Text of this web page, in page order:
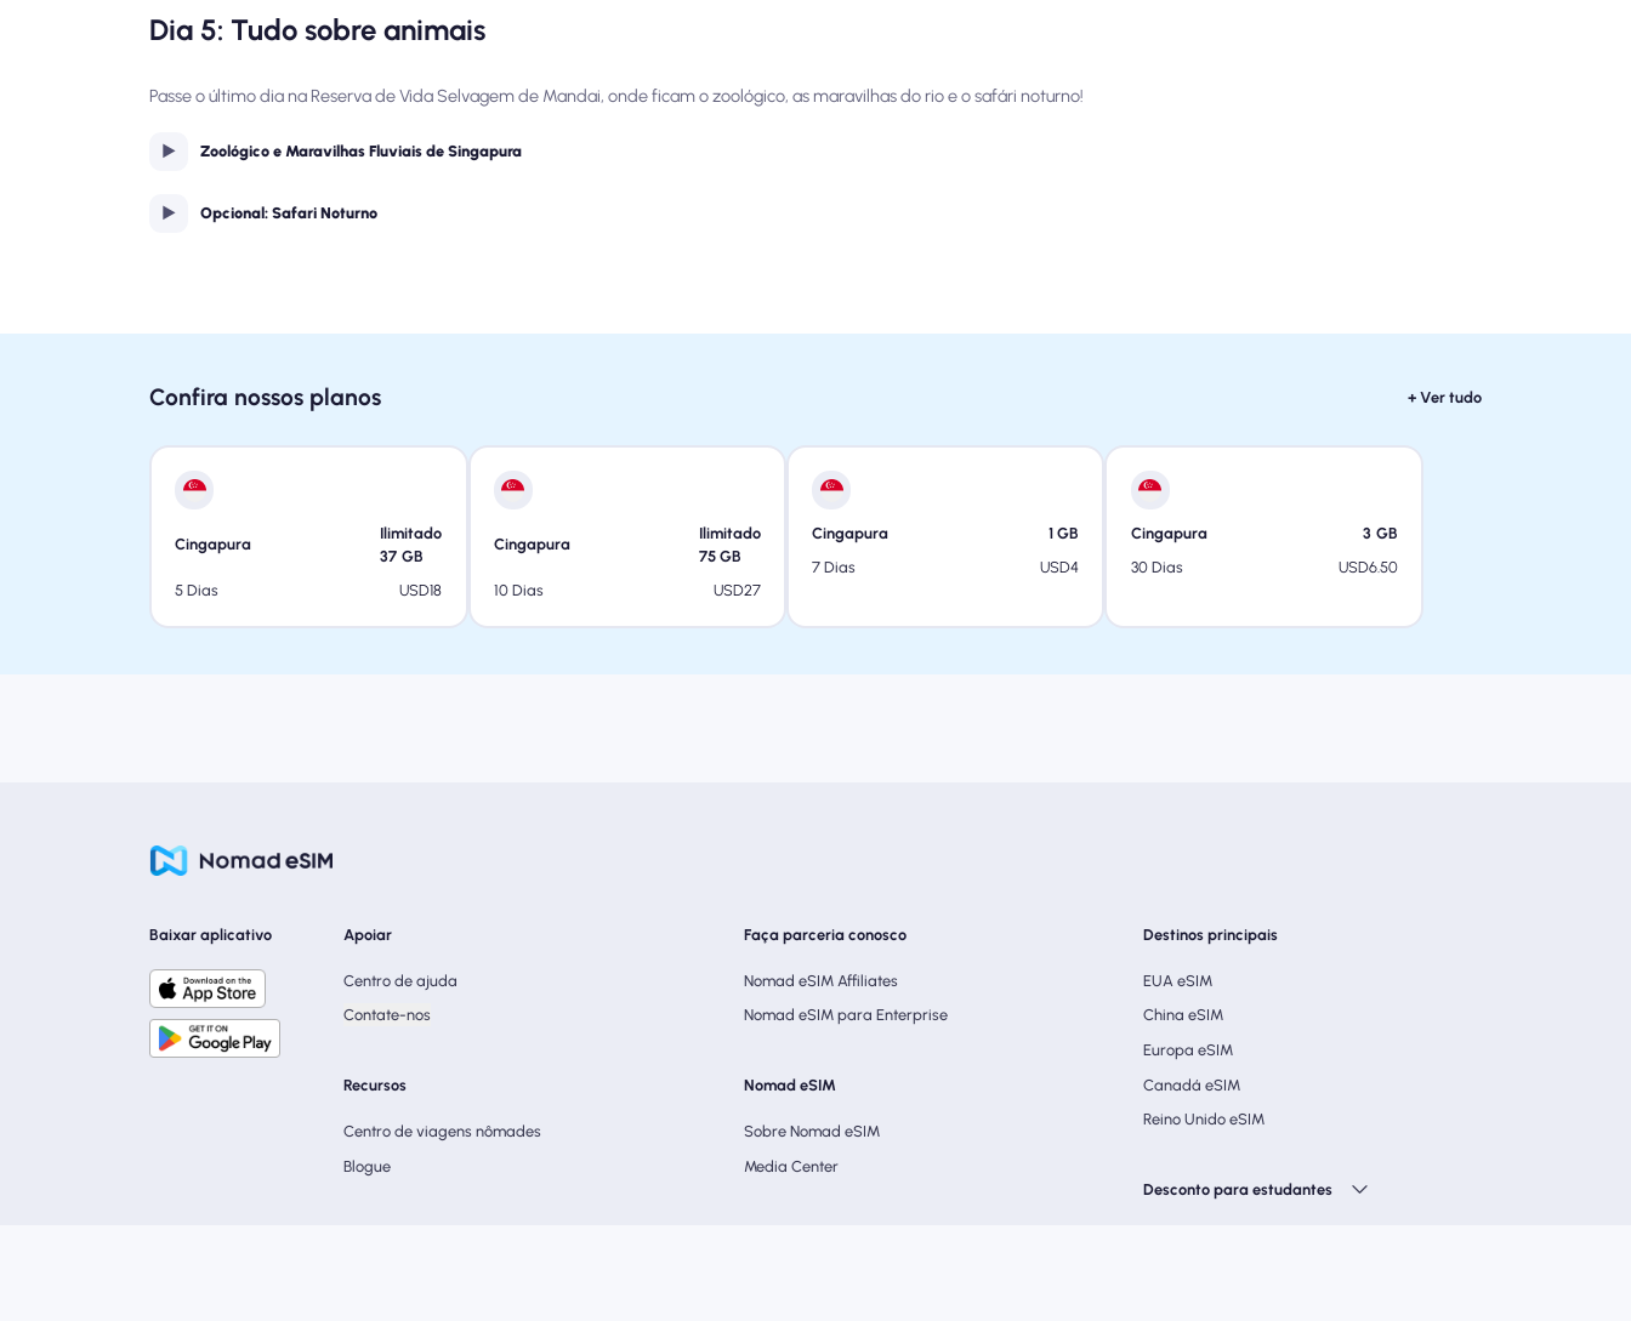
Dia 5: Tudo sobre animais
Passe o último dia na Reserva de Vida Selvagem de Mandai, onde ficam o zoológico, as maravilhas do rio e o safári noturno!
Zoológico e Maravilhas Fluviais de Singapura
Opcional: Safari Noturno
Confira nossos planos + Ver tudo
Cingapura
Ilimitado
37 GB
5 Dias
USD18
Cingapura
Ilimitado
75 GB
10 Dias
USD27
Cingapura 1 GB
7 Dias
USD4
Cingapura 3 GB
30 Dias
USD6.50
Baixar aplicativo Apoiar
Centro de ajuda
Contate-nos
Recursos
Centro de viagens nômades
Blogue
Faça parceria conosco
Nomad eSIM Affiliates
Nomad eSIM para Enterprise
Nomad eSIM
Sobre Nomad eSIM
Media Center
Destinos principais
EUA eSIM
China eSIM
Europa eSIM
Canadá eSIM
Reino Unido eSIM
Desconto para estudantes